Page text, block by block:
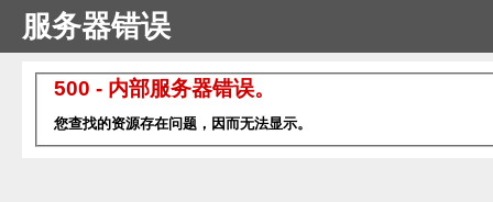
服务器错误
500 - 内部服务器错误。
您查找的资源存在问题，因而无法显示。